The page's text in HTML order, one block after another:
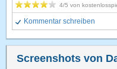
4/5 von
Kommentar schreiben
Screenshots von